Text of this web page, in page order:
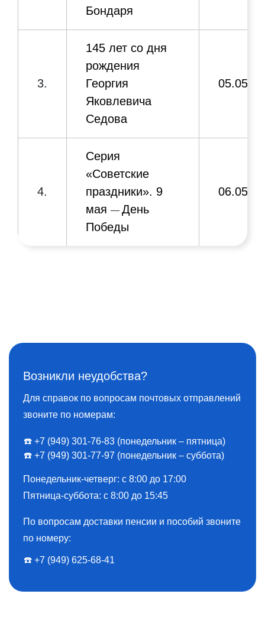
9.
150 лет городу
10.
Серия
«Великие
Донецкого
Соловьяненко
Анатолий
Борисович
Бондаря
3.
145 лет со дня
рождения
Георгия
Яковлевича
Седова
4.
Серия
«Советские
праздники». 9
мая — День
Победы
Возникли неудобства?
Для справок по вопросам почтовых отправлений
звоните по номерам:
☎️ +7 (949) 301-76-83 (понедельник – пятница)
☎️ +7 (949) 301-77-97 (понедельник – суббота)
Понедельник-четверг: с 8:00 до 17:00
Пятница-суббота: с 8:00 до 15:45
По вопросам доставки пенсии и пособий звоните
по номеру:
☎️ ️+7 (949) 625-68-41